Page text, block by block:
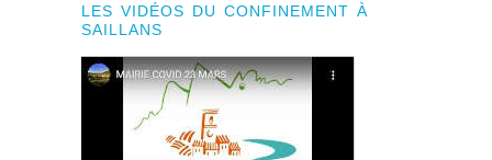
LES VIDÉOS DU CONFINEMENT À
SAILLANS